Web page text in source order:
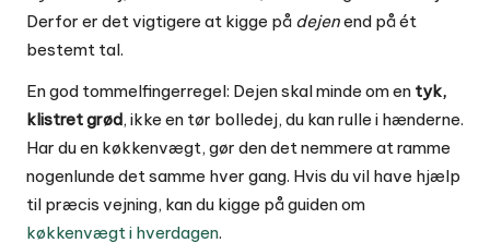
Derfor er det vigtigere at kigge på dejenend på ét
bestemt tal.
En god tommelfingerregel: Dejen skal minde om en tyk,
klistret grød, ikke en tør bolledej, du kan rulle i hænderne.
Har du en køkkenvægt, gør den det nemmere at ramme
nogenlunde det samme hver gang. Hvis du vil have hjælp
til præcis vejning, kan du kigge på guiden om
køkkenvægt i hverdagen.